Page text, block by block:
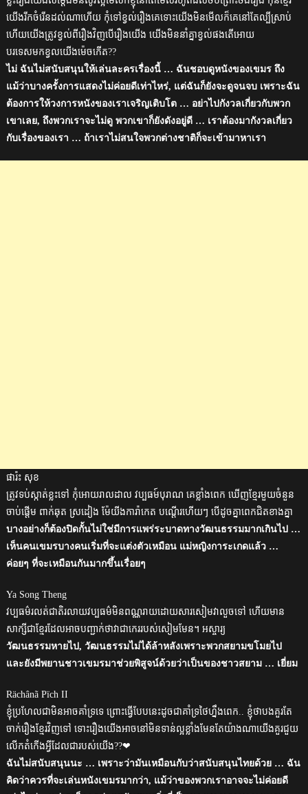
យើងរីកចំរើនដល់ណាហើយ កុំទៅខ្វល់រឿងគេទោះយើងមិនមើលក៏គេនៅតែល្បីស្រាប់
ហើយយើងត្រូវខ្វល់ពីរឿងវិញបើរឿងយើង យើងមិននាំគ្នាខ្វល់ផងតើអោយ
បរទេសមកខ្វលយើងមេ៉ចកើត??
ไม่ ฉันไม่สนับสนุนให้เล่นละครเรื่องนี้ … ฉันชอบดูหนังของเขมร ถึง
แม้ว่าบางครั้งการแสดงไม่ค่อยดีเท่าไหร่, แต่ฉันก็ยังจะดูจนจบ เพราะฉัน
ต้องการให้วงการหนังของเราเจริญเติบโต … อย่าไปกังวลเกี่ยวกับพวก
เขาเลย, ถึงพวกเราจะไม่ดู พวกเขาก็ยังดังอยู่ดี … เราต้องมากังวลเกี่ยว
กับเรื่องของเรา … ถ้าเราไม่สนใจพวกต่างชาติก็จะเข้ามาหาเรา
ផារ៉ះ សុខ
ត្រូវទប់ស្កាត់ខ្លះទៅ កុំអោយរាលដាល វប្បធម៍បុរាណ គេខ្លាំងពេក ឃើញខ្មែរមួយចំនួន
ចាប់ផ្តើម ពាក់ឆុត ស្រដៀង ម៉ែយីងការ៉ាកេត បណ្តើរហើយៗ បើដូចគ្នាពេកជិតខាងគ្នា
บางอย่างก็ต้องปิดกั้นไม่ใช่มีการแพร่ระบาดทางวัฒนธรรมมากเกินไป …
เห็นคนเขมรบางคนเริ่มที่จะแต่งตัวเหมือน แม่หญิงการะเกดแล้ว …
ค่อยๆ ที่จะเหมือนกันมากขึ้นเรื่อยๆ
Ya Song Theng
វប្បធម៌រលត់ជាតិរលាយវប្បធម៌មិនពណ្ណរាយដោយសារសៀមវាលួចទៅ ហើយមាន
សាក្សីជាខ្មែរដែលអាចបញ្ជាក់ថាវាជាកេររបស់សៀមមែន។ អស្ចារ្យ
วัฒนธรรมหายไป, วัฒนธรรมไม่ได้ล้าหลังเพราะพวกสยามขโมยไป
และยังมีพยานชาวเขมรมาช่วยพิสูจน์ด้วยว่าเป็นของชาวสยาม … เยี่ยม
Rächânã Pïch II
ខ្ញុំប្រហែលជាមិនអាចគាំទ្រទេ ព្រោះធ្វើបែបនេះដូចជាគាំទ្រថៃហ្នឹងពេក.. ខ្ញុំថាបងគួរតែ
ចាក់រឿងខ្មែរវិញទៅ ទោះរឿងយើងអាចនៅមិនទាន់ល្អខ្លាំងមែនតែយ៉ាងណាយើងគួរជួយ
លើកតំកើងអ្វីដែលជារបស់យើង??❤
ฉันไม่สนับสนุนนะ … เพราะว่ามันเหมือนกับว่าสนับสนุนไทยด้วย … ฉัน
คิดว่าควรที่จะเล่นหนังเขมรมากว่า, แม้ว่าของพวกเราอาจจะไม่ค่อยดี